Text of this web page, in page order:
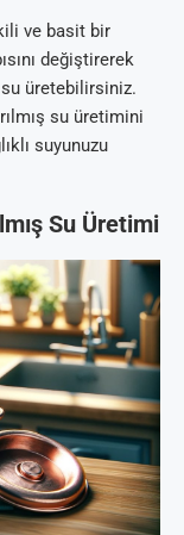
ve basit bir
değiştirerek
su üretebilirsiniz.
su üretimini
suyunuzu
Su Üretimi